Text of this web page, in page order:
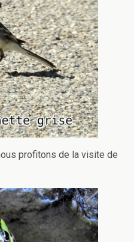
profitons de la visite de